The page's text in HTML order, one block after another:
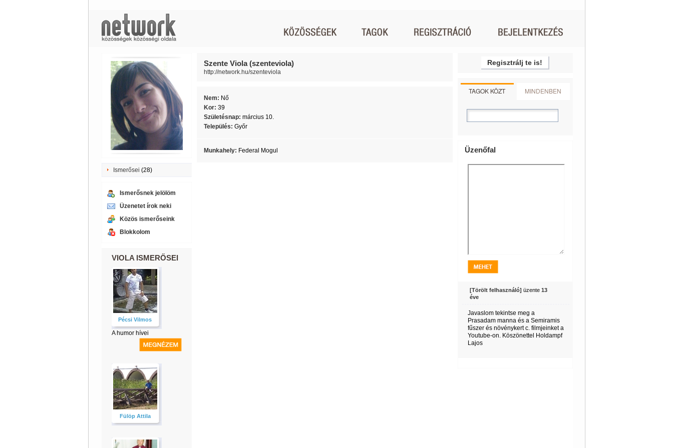
Ismerősei (28)
Ismerősnek jelölöm
Üzenetet írok neki
Közös ismerőseink
Blokkolom
VIOLA ISMERŐSEI
Pécsi Vilmos
A humor hívei
Fülöp Attila
Szente Viola (szenteviola)
http://network.hu/szenteviola
Nem: Nő
Kor: 39
Születésnap: március 10.
Település: Győr
Munkahely: Federal Mogul
Regisztrálj te is!
TAGOK KÖZT MINDENBEN
Üzenőfal
[Törölt felhasználó] üzente 13
éve
Javaslom tekintse meg a
Prasadam manna és a Semiramis
fűszer és növénykert c. filmjeinket a
Youtube-on. Köszönettel Holdampf
Lajos